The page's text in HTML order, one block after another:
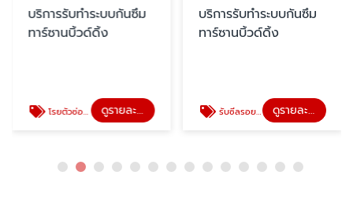
บริการรับทำระบบกันซึม
ทาร์ซานบิ้วด์ดิ้ง
โรยตัวซ่อมผนังตึกรั่วซึม ดูรายละเอียด
บริการรับทำระบบกันซึม
ทาร์ซานบิ้วด์ดิ้ง
รับซีลรอยรั่วขอบหน้าต่าง ดูรายละเอียด